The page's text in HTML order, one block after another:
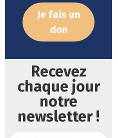
Je fais un
don
Recevez
chaque jour
notre
newsletter !